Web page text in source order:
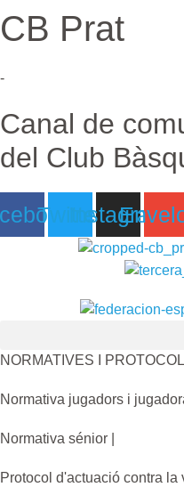
Ir
al
CB Prat
-
Canal de
del Club
TwitterInstagram
NORMATIVES I
Normativa jugadors i
Normativa sénior |
Protocol d'actuació contra la